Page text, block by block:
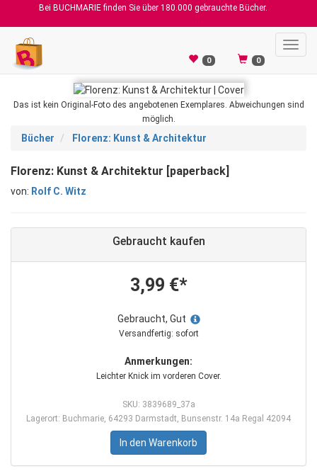
Bei BUCHMARIE finden Sie über 180.000 gebrauchte Bücher.
0 0
Das ist kein Original-Foto des angebotenen Exemplares. Abweichungen sind
möglich.
Bücher Florenz: Kunst & Architektur
Florenz: Kunst & Architektur [paperback]
von: Rolf C. Witz
Gebraucht kaufen
3,99 €*
Gebraucht, Gut
Versandfertig: sofort
Anmerkungen:
Leichter Knick im vorderen Cover.
SKU: 3839689_37a
Lagerort: Buchmarie, 64293 Darmstadt, Bunsenstr. 14a Regal 42094
In den Warenkorb